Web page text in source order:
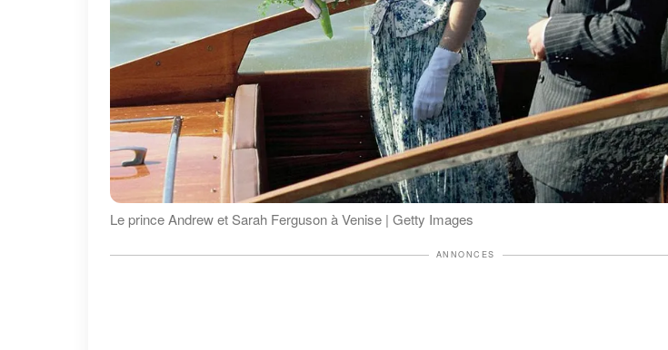
Le prince Andrew et Sarah Ferguson à Venise | Getty Images
ANNONCES